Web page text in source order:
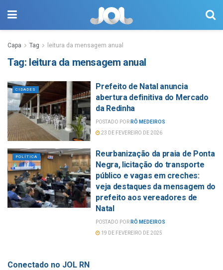
Capa Tag leitura da mensagem anual
Tag: leitura da mensagem anual
CIDADES
Prefeito de Natal anuncia
abertura definitiva do Mercado
da Redinha
POSTADO POR RÔ MEDEIROS
23 DE FEVEREIRO DE 2026
POLÍTICA
Reurbanização da praia de Ponta
Negra, licitação do transporte
público e vagas em creches:
veja destaques da mensagem do
prefeito aos vereadores de
Natal
POSTADO POR RÔ MEDEIROS
19 DE FEVEREIRO DE 2025
Conectado no JOL RN